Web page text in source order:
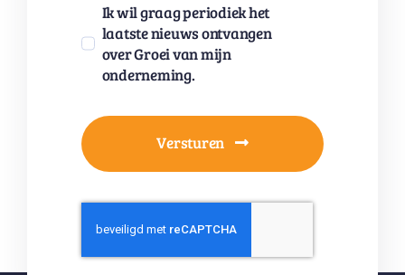
Ik wil graag periodiek het
laatste nieuws ontvangen
over Groei van mijn
onderneming.
Versturen